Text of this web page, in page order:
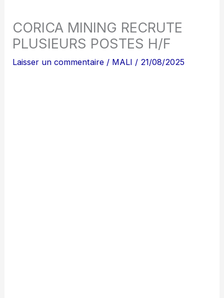
CORICA MINING RECRUTE
PLUSIEURS POSTES H/F
Laisser un commentaire / MALI / 21/08/2025